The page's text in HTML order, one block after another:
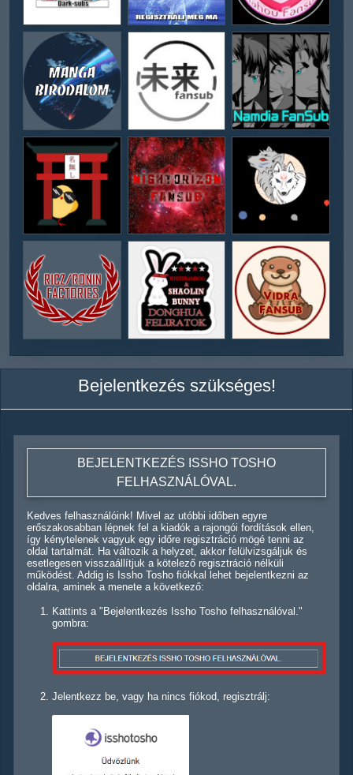
Bejelentkezés szükséges!
BEJELENTKEZÉS ISSHO TOSHO
FELHASZNÁLÓVAL.
Kedves felhasználóink! Mivel az utóbbi időben egyre
erőszakosabban lépnek fel a kiadók a rajongói fordítások ellen,
így kénytelenek vagyuk egy időre regisztráció mögé tenni az
oldal tartalmát. Ha változik a helyzet, akkor felülvizsgáljuk és
esetlegesen visszaállítjuk a kötelező regisztráció nélküli
működést. Addig is Issho Tosho fiókkal lehet bejelentkezni az
oldalra, aminek a menete a következő:
Kattints a "Bejelentkezés Issho Tosho felhasználóval."
gombra:
Jelentkezz be, vagy ha nincs fiókod, regisztrálj: